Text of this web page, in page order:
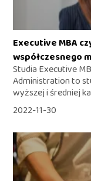
Executive MBA
współczesnego
Studia Executive
Administration to
wyższej i średniej
2022-11-30